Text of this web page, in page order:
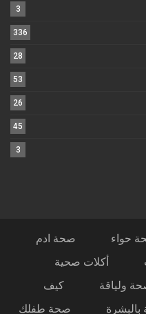
3
336
28
53
26
45
3
حواء
صحة ادم
أكلات صحية
ولياقة
كيف
بالبشرة صحة طفلك